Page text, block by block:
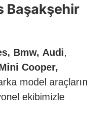
Başakşehir
Bmw, Audi,
Cooper,
model araçların
ekibimizle